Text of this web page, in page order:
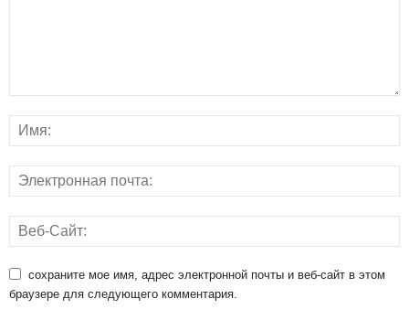
сохраните мое имя, адрес электронной почты и веб-сайт в этом
браузере для следующего комментария.